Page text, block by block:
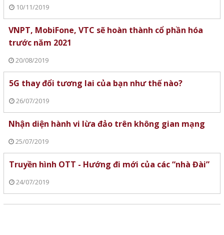
10/11/2019
VNPT, MobiFone, VTC sẽ hoàn thành cổ phần hóa
trước năm 2021
20/08/2019
5G thay đổi tương lai của bạn như thế nào?
26/07/2019
Nhận diện hành vi lừa đảo trên không gian mạng
25/07/2019
Truyền hình OTT - Hướng đi mới của các “nhà Đài”
24/07/2019